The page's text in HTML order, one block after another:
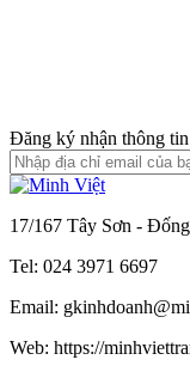
Đăng ký nhận thông
17/167 Tây Sơn -
Tel: 024 3971 6697
Email:
Web: https://